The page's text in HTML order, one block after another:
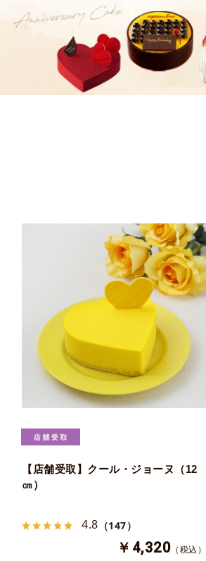
【店舗受取】クール・ジョーヌ（12
㎝）
4.8 （147）
￥4,320 （税込）